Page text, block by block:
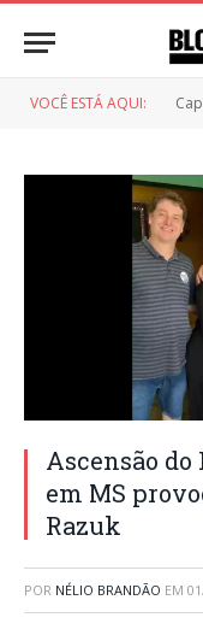
VOCÊ ESTÁ AQUI:
Ascensão do
em MS
Razuk
POR NÉLIO BRANDÃO EM